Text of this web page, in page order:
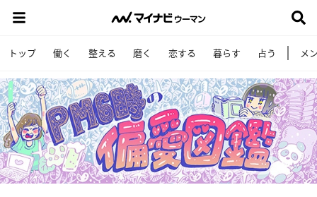
トップ 働く 整える 磨く 恋する 暮らす 占う メ